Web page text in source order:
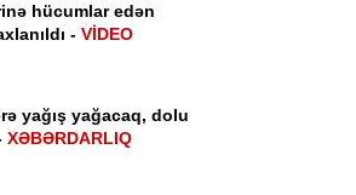
hücumlar edən
- VİDEO
yağış yağacaq, dolu
XƏBƏRDARLIQ